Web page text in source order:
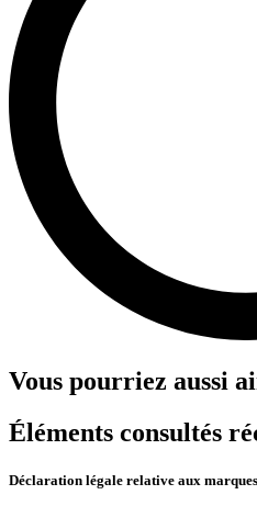
Vous pourriez aussi
Éléments consultés
Déclaration légale relative aux marques